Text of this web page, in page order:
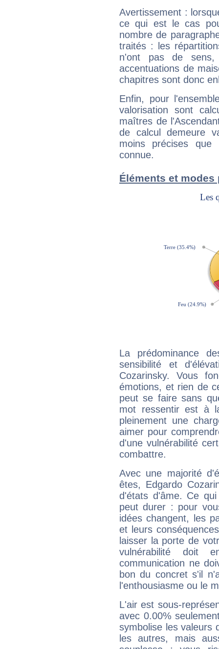
Avertissement :
ce qui est le cas
nombre de
traités : les
n'ont pas de sens,
accentuations de
chapitres sont donc
Enfin, pour
valorisation sont
maîtres de
de calcul demeure
moins précises que
connue.
Éléments et
La prédominance
sensibilité et
Cozarinsky. Vous
émotions, et rien de
peut se faire sans
mot ressentir est à
pleinement une
aimer pour
d'une vulnérabilité
combattre.
Avec une majorité
êtes, Edgardo
d'états d'âme. Ce
peut durer : pour
idées changent, les
et leurs
laisser la porte de
vulnérabilité doit
communication ne
bon du concret s'il
l'enthousiasme ou le
L'air est sous-
avec 0.00%
symbolise les valeurs
les autres, mais